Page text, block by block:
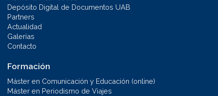
Depósito Digital de Documentos UAB
Partners
Actualidad
Galerías
Contacto
Formación
Máster en Comunicación y Educación (online)
Máster en Periodismo de Viajes